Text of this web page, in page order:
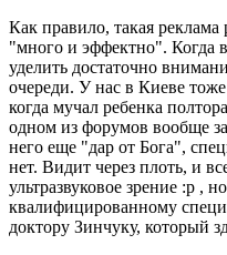
Как правило, такая
"много и эффектно". Когда
уделить достаточно
очереди. У нас в Киеве тоже
когда мучал ребенка
одном из форумов вообще
него еще "дар от Бога",
нет. Видит через плоть, и
ультразвуковое зрение :p ,
квалифицированному
доктору Зинчуку, который